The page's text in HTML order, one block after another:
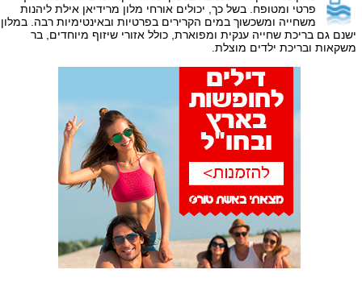
פרטי ומטופח. בשל כך, יכולים אורחי מלון מרידיאן אילת ליהנות
משחייה ומשכשוך במים הקרירים בפרטיות ובאינטימיות רבה. במלון
ישנם גם בריכת שחייה ענקית ומפוארת, כולל אזורי שיזוף מיוחדים, בר
משקאות ובריכת ילדים מוצלת.